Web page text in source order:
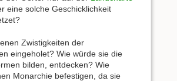
eine solche Geschicklichkeit
Zwistigkeiten der
eingeholet? Wie würde sie die
bilden, entdecken? Wie
Monarchie befestigen, da sie